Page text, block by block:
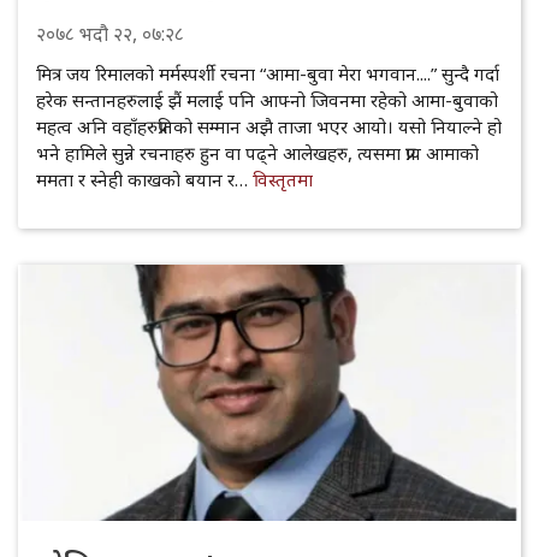
२०७८ भदौ २२, ०७:२८
मित्र जय रिमालको मर्मस्पर्शी रचना “आमा-बुवा मेरा भगवान....” सुन्दै गर्दा
हरेक सन्तानहरुलाई झैं मलाई पनि आफ्नो जिवनमा रहेको आमा-बुवाको
महत्व अनि वहाँहरुप्रतिको सम्मान अझै ताजा भएर आयो। यसो नियाल्ने हो
भने हामिले सुन्ने रचनाहरु हुन वा पढ्ने आलेखहरु, त्यसमा प्राय आमाको
ममता र स्नेही काखको बयान र… विस्तृतमा